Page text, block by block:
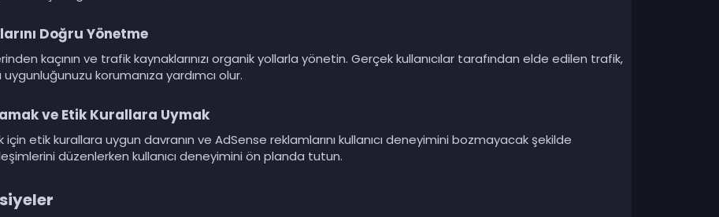
Doğru Yönetme
kaçının ve trafik kaynaklarınızı organik yollarla yönetin. Gerçek kullanıcılar tarafından elde edilen trafik,
korumanıza yardımcı olur.
ve Etik Kurallara Uymak
etik kurallara uygun davranın ve AdSense reklamlarını kullanıcı deneyimini bozmayacak şekilde
düzenlerken kullanıcı deneyimini ön planda tutun.